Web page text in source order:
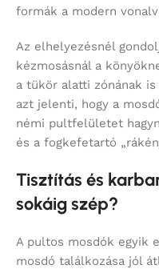
formák a modern
Az elhelyezésnél
kézmosásnál a
a tükör alatti zónának
azt jelenti, hogy a
némi pultfelületet
és a fogkefetartó
Tisztítás és
sokáig szép?
A pultos mosdók egyik
mosdó találkozása jól